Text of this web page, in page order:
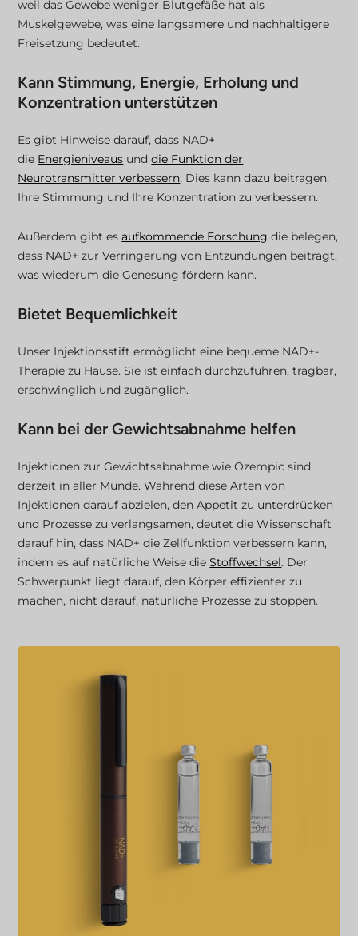
weil das Gewebe weniger Blutgefäße hat als
Muskelgewebe, was eine langsamere und nachhaltigere
Freisetzung bedeutet.
Kann Stimmung, Energie, Erholung und
Konzentration unterstützen
Es gibt Hinweise darauf, dass NAD+
die Energieniveaus unddie Funktion der
Neurotransmitter verbessern, Dies kann dazu beitragen,
Ihre Stimmung und Ihre Konzentration zu verbessern.
Außerdem gibt esaufkommende Forschung die belegen,
dass NAD+ zur Verringerung von Entzündungen beiträgt,
was wiederum die Genesung fördern kann.
Bietet Bequemlichkeit
Unser Injektionsstift ermöglicht eine bequeme NAD+-
Therapie zu Hause. Sie ist einfach durchzuführen, tragbar,
erschwinglich und zugänglich.
Kann bei der Gewichtsabnahme helfen
Injektionen zur Gewichtsabnahme wie Ozempic sind
derzeit in aller Munde. Während diese Arten von
Injektionen darauf abzielen, den Appetit zu unterdrücken
und Prozesse zu verlangsamen, deutet die Wissenschaft
darauf hin, dass NAD+ die Zellfunktion verbessern kann,
indem es auf natürliche Weise dieStoffwechsel. Der
Schwerpunkt liegt darauf, den Körper effizienter zu
machen, nicht darauf, natürliche Prozesse zu stoppen.